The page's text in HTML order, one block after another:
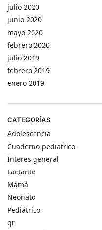
julio 2020
junio 2020
mayo 2020
febrero 2020
julio 2019
febrero 2019
enero 2019
CATEGORÍAS
Adolescencia
Cuaderno pediatrico
Interes general
Lactante
Mamá
Neonato
Pediátrico
qr